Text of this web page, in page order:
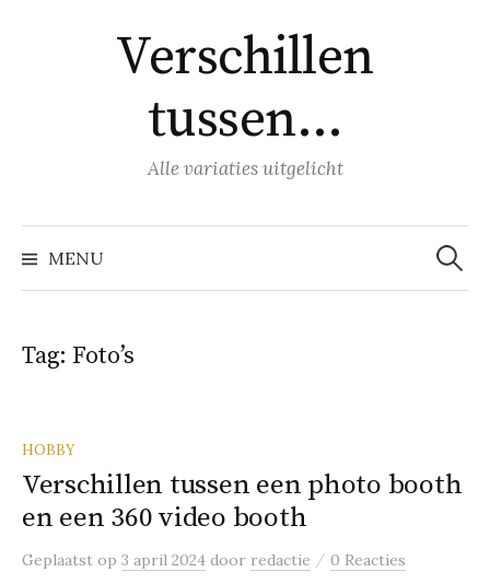
Verschillen
tussen…
Alle variaties uitgelicht
MENU
Zoeken
naar:
Tag: Foto’s
HOBBY
Verschillen tussen een photo booth
en een 360 video booth
Geplaatst op 3 april 2024 door redactie / 0 Reacties